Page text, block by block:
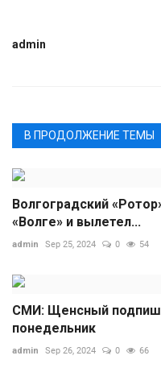
admin
В ПРОДОЛЖЕНИЕ ТЕМЫ
Волгоградский
«Волге» и вылетел...
admin Sep 25, 2024 0 54
СМИ: Щенсный
понедельник
admin Sep 26, 2024 0 66